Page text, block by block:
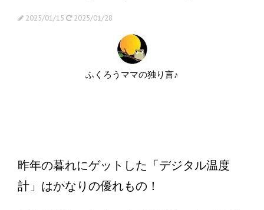
2025/01/15 2025/01/28
ふくろうママの独り言♪
昨年の暮れにゲットした「デジタル温度
計」はかなりの優れもの！